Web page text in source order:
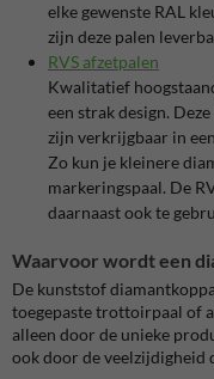
elke gewenste RAL
zijn deze palen
RVS afzetpalen
Kwalitatief
een strak design.
zijn verkrijgbaar in
Zo kun je kleinere
markeringspaal. De
daarnaast ook te
Waarvoor wordt een
De kunststof
toegepaste trottoirpaal of
alleen door de unieke
ook door de veelzijdigheid